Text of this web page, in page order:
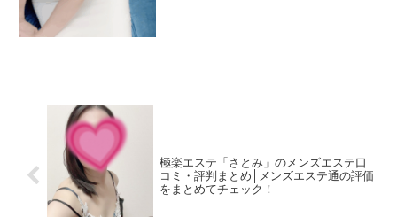
極楽エステ「さとみ」のメンズエステ口
コミ・評判まとめ│メンズエステ通の評価
をまとめてチェック！